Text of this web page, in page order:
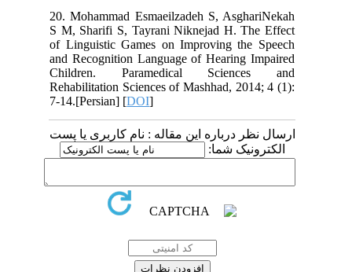
20. Mohammad Esmaeilzadeh S, AsghariNekah
S M, Sharifi S, Tayrani Niknejad H. The Effect
of Linguistic Games on Improving the Speech
and Recognition Language of Hearing Impaired
Children. Paramedical Sciences and
Rehabilitation Sciences of Mashhad, 2014; 4 (1):
7-14.[Persian] [DOI
ارسال نظر درباره این مقاله : نام کاربری یا پست
الکترونیک شما: